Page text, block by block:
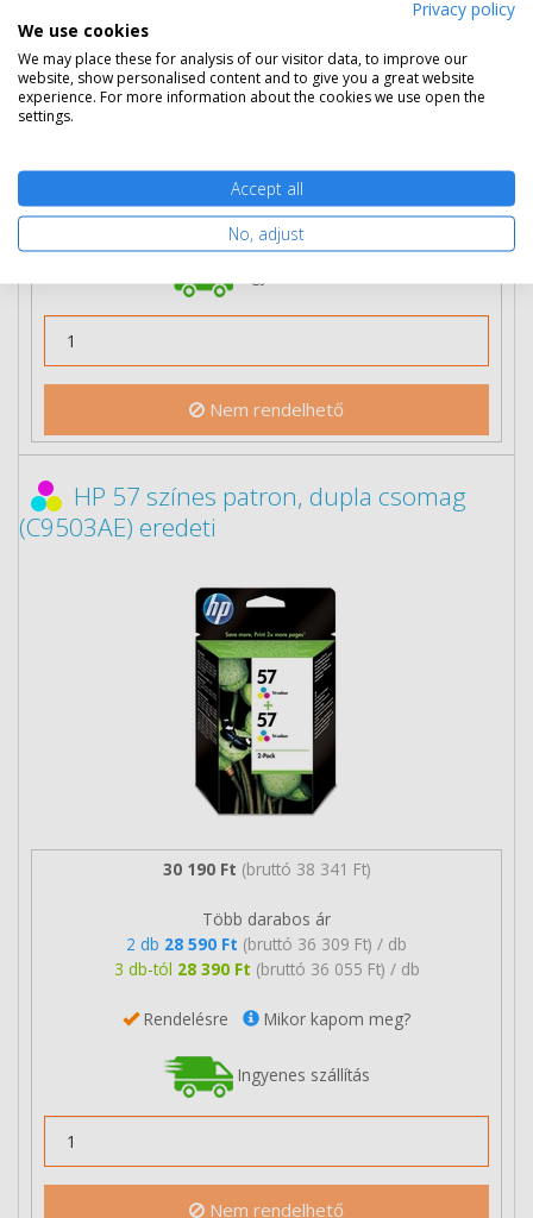
16 190 Ft (bruttó 20 561 Ft)
3 db-tól14 590 Ft (bruttó 18 529 Ft) / db
Rendelésre Mikor kapom meg?
Nem rendelhető
HP 57 színes patron, dupla csomag
(C9503AE) eredeti
30 190 Ft (bruttó 38 341 Ft)
Több darabos ár
2 db 28 590 Ft (bruttó 36 309 Ft) / db
3 db-tól 28 390 Ft (bruttó 36 055 Ft) / db
Rendelésre Mikor kapom meg?
Ingyenes szállítás
Nem rendelhető
Privacy policy
We use cookies
We may place these for analysis of our visitor data, to improve our
website, show personalised content and to give you a great website
experience. For more information about the cookies we use open the
settings.
Accept all
No, adjust